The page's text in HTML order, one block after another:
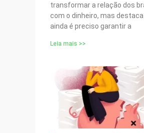
transformar a relação dos
com o dinheiro, mas
ainda é preciso garantir a
Leia mais >>